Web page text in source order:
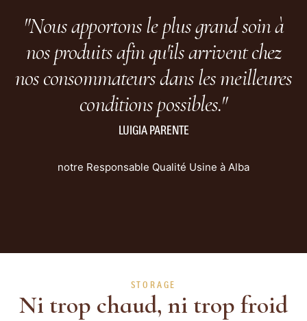
"Nous apportons le plus grand soin à
nos produits afin qu'ils arrivent chez
nos consommateurs dans les meilleures
conditions possibles."
LUIGIA PARENTE
notre Responsable Qualité Usine à Alba
STORAGE
Ni trop chaud, ni trop froid